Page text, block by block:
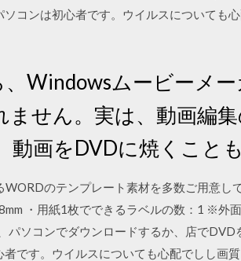
コンは初心者です。ウイルスについても
Windowsムービーメ
せん。実は、動画編
画をDVDに焼くこと
のテンプレート素材を多数ご用意し
・用紙1枚でできるラベルの数：1 ※外
ソコンでダウンロードするか、店でDVD
です。ウイルスについても心配でしし画